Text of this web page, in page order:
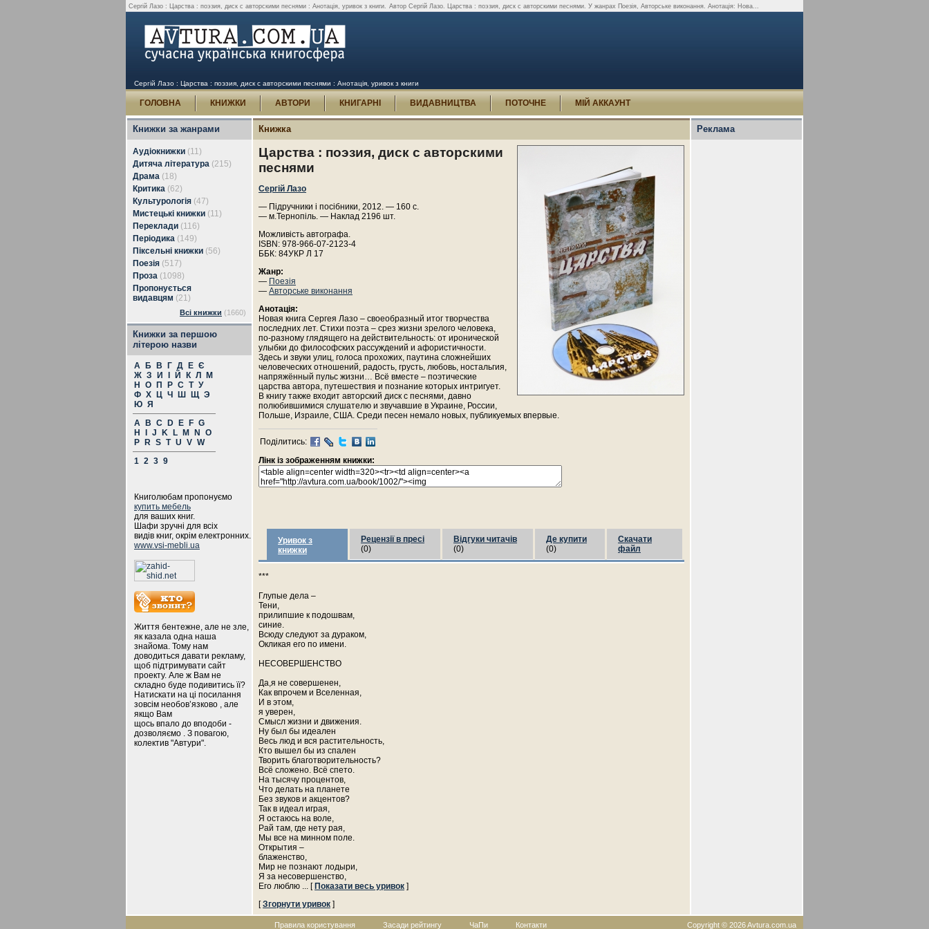
Сергій Лазо : Царства : поэзия, диск с авторскими песнями : Анотація, уривок з книги. Автор Сергій Лазо. Царства : поэзия, диск с авторскими песнями. У жанрах Поезія, Авторське виконання. Анотація: Нова...
Сергій Лазо : Царства : поэзия, диск с авторскими песнями : Анотація, уривок з книги
ГОЛОВНА КНИЖКИ АВТОРИ КНИГАРНІ ВИДАВНИЦТВА ПОТОЧНЕ МІЙ АККАУНТ
Книжки за жанрами
Аудіокнижки (11)
Дитяча література (215)
Драма (18)
Критика (62)
Культурологія (47)
Мистецькі книжки (11)
Переклади (116)
Періодика (149)
Піксельні книжки (56)
Поезія (517)
Проза (1098)
Пропонується
видавцям (21)
Всі книжки (1660)
Книжки за першою
літерою назви
А Б В Г Д Е Є
Ж З И Й К Л
М
Н
О П Р С Т У
Ф Х Ц Ч Ш Щ Э
Ю Я
A
B C D E F G
H
J K L M N
O
P
R S T U V W
1 2 3 9
Книголюбам пропонуємо
купить мебель
для ваших книг.
Шафи зручні для всіх
видів книг, окрім електронних.
www.vsi-mebli.ua
Життя бентежне, але не зле,
як казала одна наша
знайома. Тому нам
доводиться давати рекламу,
щоб підтримувати сайт
проекту. Але ж Вам не
складно буде подивитись її?
Натискати на ці посилання
зовсім необов’язково , але
якщо Вам
щось впало до вподоби -
дозволяємо . З повагою,
колектив "Автури".
Книжка
Царства : поэзия, диск с авторскими
песнями
Сергій Лазо
— Підручники і посібники, 2012. — 160 с.
— м.Тернопіль. — Наклад 2196 шт.
Можливість автографа.
ISBN: 978-966-07-2123-4
ББК: 84УКР Л 17
Жанр:
— Поезія
— Авторське виконання
Анотація:
Новая книга Сергея Лазо – своеобразный итог творчества
последних лет. Стихи поэта – срез жизни зрелого человека,
по-разному глядящего на действительность: от иронической
улыбки до философских рассуждений и афористичности.
Здесь и звуки улиц, голоса прохожих, паутина сложнейших
человеческих отношений, радость, грусть, любовь, ностальгия,
напряжённый пульс жизни… Всё вместе – поэтические
царства автора, путешествия и познание которых интригует.
В книгу также входит авторский диск с песнями, давно
полюбившимися слушателю и звучавшие в Украине, России,
Польше, Израиле, США. Среди песен немало новых, публикуемых впервые.
Поділитись:
Лінк із зображенням книжки:
Уривок з
книжки
Рецензії в пресі
(0)
Відгуки читачів
(0)
Де купити
(0)
Скачати
файл
***
Глупые дела –
Тени,
прилипшие к подошвам,
синие.
Всюду следуют за дураком,
Окликая его по имени.
НЕСОВЕРШЕНСТВО
Да,я не совершенен,
Как впрочем и Вселенная,
И в этом,
я уверен,
Смысл жизни и движения.
Ну был бы идеален
Весь люд и вся растительность,
Кто вышел бы из спален
Творить благотворительность?
Всё сложено. Всё спето.
На тысячу процентов,
Что делать на планете
Без звуков и акцентов?
Так в идеал играя,
Я остаюсь на воле,
Рай там, где нету рая,
Мы все на минном поле.
Открытия –
блаженство,
Мир не познают лодыри,
Я за несовершенство,
Его люблю ... [ Показати весь уривок ]
[Згорнути уривок ]
Реклама
Правила користування Засади рейтингу ЧаПи Контакти Copyright © 2026 Avtura.com.ua